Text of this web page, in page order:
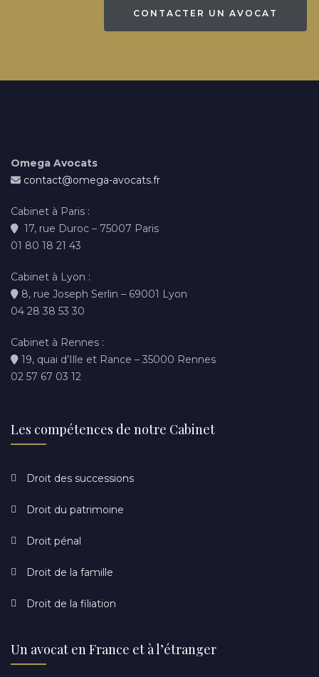
CONTACTER UN AVOCAT
Omega Avocats
contact@omega-avocats.fr
Cabinet à Paris :
17, rue Duroc – 75007 Paris
01 80 18 21 43
Cabinet à Lyon :
8, rue Joseph Serlin – 69001 Lyon
04 28 38 53 30
Cabinet à Rennes :
19, quai d’Ille et Rance – 35000 Rennes
02 57 67 03 12
Les compétences de notre Cabinet
Droit des successions
Droit du patrimoine
Droit pénal
Droit de la famille
Droit de la filiation
Un avocat en France et à l’étranger